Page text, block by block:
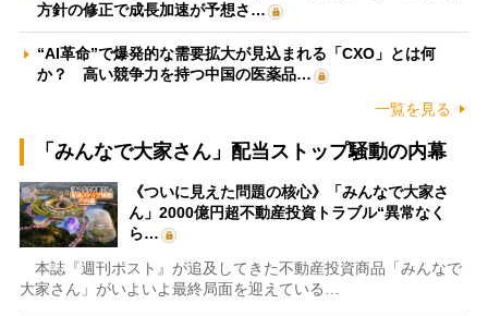
方針の修正で成長加速が予想さ…
“AI革命”で爆発的な需要拡大が見込まれる「CXO」とは何
か？ 高い競争力を持つ中国の医薬品…
一覧を見る
「みんなで大家さん」配当ストップ騒動の内幕
《ついに見えた問題の核心》「みんなで大家さ
ん」2000億円超不動産投資トラブル“異常なく
ら…
本誌『週刊ポスト』が追及してきた不動産投資商品「みんなで
大家さん」がいよいよ最終局面を迎えている…